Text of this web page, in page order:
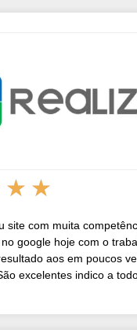
★ ★
site com muita
google hoje com o
aos em poucos
excelentes indico a